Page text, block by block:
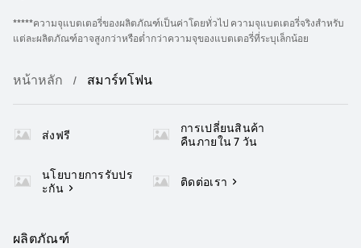
*****ความจุแบตเตอรี่ของผลิตภัณฑ์เป็นค่าโดยทั่วไป ความจุแบตเตอรี่จริงสำหรับ
แต่ละผลิตภัณฑ์อาจสูงกว่าหรือต่ำกว่าความจุของแบตเตอรี่ที่ระบุเล็กน้อย
หน้าหลัก สมาร์ทโฟน
ส่งฟรี
การเปลี่ยนสินค้า
คืนภายใน 7 วัน
นโยบายการรับปร
ะกัน
ติดต่อเรา
ผลิตภัณฑ์